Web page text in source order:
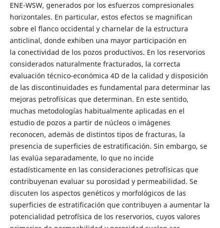
ENE-WSW, generados por los esfuerzos compresionales
horizontales. En particular, estos efectos se magnifican
sobre el flanco occidental y charnelar de la estructura
anticlinal, donde exhiben una mayor participación en
la conectividad de los pozos productivos. En los reservorios
considerados naturalmente fracturados, la correcta
evaluación técnico-económica 4D de la calidad y disposición
de las discontinuidades es fundamental para determinar las
mejoras petrofísicas que determinan. En este sentido,
muchas metodologías habitualmente aplicadas en el
estudio de pozos a partir de núcleos o imágenes
reconocen, además de distintos tipos de fracturas, la
presencia de superficies de estratificación. Sin embargo, se
las evalúa separadamente, lo que no incide
estadísticamente en las consideraciones petrofísicas que
contribuyenan evaluar su porosidad y permeabilidad. Se
discuten los aspectos genéticos y morfológicos de las
superficies de estratificación que contribuyen a aumentar la
potencialidad petrofísica de los reservorios, cuyos valores